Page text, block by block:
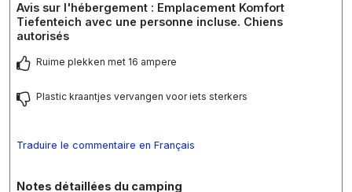
Avis sur l'hébergement : Emplacement Komfort
Tiefenteich avec une personne incluse. Chiens
autorisés
Ruime plekken met 16 ampere
Plastic kraantjes vervangen voor iets sterkers
Traduire le commentaire en Français
Notes détaillées du camping